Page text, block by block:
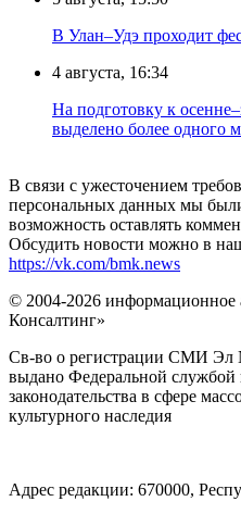
В Улан–Удэ проходит
4 августа, 16:34
На подготовку к
выделено более одного
В связи с ужесточением
персональных данных мы
возможность оставлять
Обсудить новости можно в
https://vk.com/bmk.news
© 2004-2026 информационное
Консалтинг»
Св-во о регистрации СМИ Эл
выдано Федеральной службой
законодательства в сфере
культурного наследия
Адрес редакции: 670000,